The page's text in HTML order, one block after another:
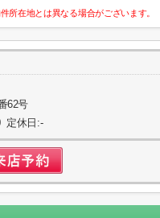
所在地とは異なる場合がございます。
62号
定休日:-